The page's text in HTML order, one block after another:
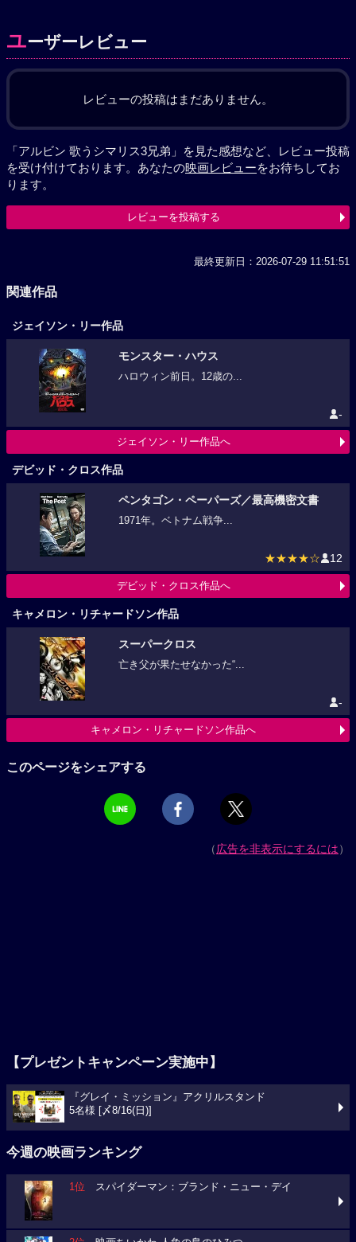
ユーザーレビュー
レビューの投稿はまだありません。
「アルビン 歌うシマリス3兄弟」を見た感想など、レビュー投稿
を受け付けております。あなたの映画レビューをお待ちしてお
ります。
レビューを投稿する
最終更新日：2026-07-29 11:51:51
関連作品
ジェイソン・リー作品
モンスター・ハウス
ハロウィン前日。12歳の...
-
ジェイソン・リー作品へ
デビッド・クロス作品
ペンタゴン・ペーパーズ／最高機密文書
1971年。ベトナム戦争...
★★★★☆ 12
デビッド・クロス作品へ
キャメロン・リチャードソン作品
スーパークロス
亡き父が果たせなかった“...
-
キャメロン・リチャードソン作品へ
このページをシェアする
（広告を非表示にするには）
【プレゼントキャンペーン実施中】
『グレイ・ミッション』アクリルスタンド
5名様 [〆8/16(日)]
今週の映画ランキング
1位 スパイダーマン：ブランド・ニュー・デイ